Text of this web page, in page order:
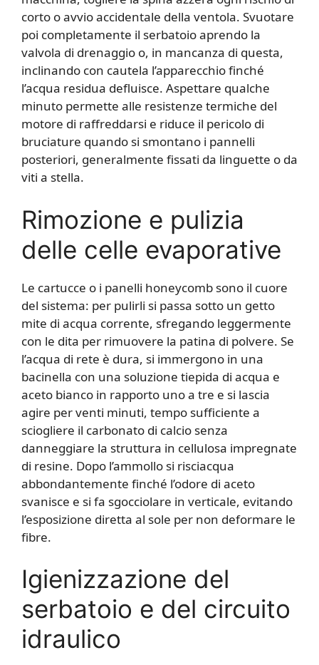
corto o avvio accidentale della ventola. Svuotare
poi completamente il serbatoio aprendo la
valvola di drenaggio o, in mancanza di questa,
inclinando con cautela l’apparecchio finché
l’acqua residua defluisce. Aspettare qualche
minuto permette alle resistenze termiche del
motore di raffreddarsi e riduce il pericolo di
bruciature quando si smontano i pannelli
posteriori, generalmente fissati da linguette o da
viti a stella.
Rimozione e pulizia
delle celle evaporative
Le cartucce o i panelli honeycomb sono il cuore
del sistema: per pulirli si passa sotto un getto
mite di acqua corrente, sfregando leggermente
con le dita per rimuovere la patina di polvere. Se
l’acqua di rete è dura, si immergono in una
bacinella con una soluzione tiepida di acqua e
aceto bianco in rapporto uno a tre e si lascia
agire per venti minuti, tempo sufficiente a
sciogliere il carbonato di calcio senza
danneggiare la struttura in cellulosa impregnate
di resine. Dopo l’ammollo si risciacqua
abbondantemente finché l’odore di aceto
svanisce e si fa sgocciolare in verticale, evitando
l’esposizione diretta al sole per non deformare le
fibre.
Igienizzazione del
serbatoio e del circuito
idraulico